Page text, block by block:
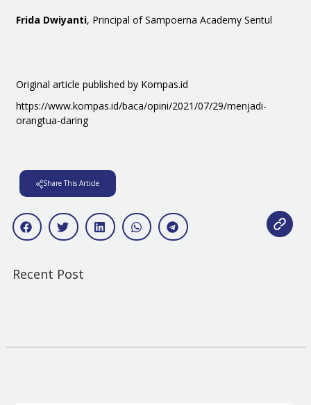
Frida Dwiyanti, Principal of Sampoerna Academy Sentul
Original article published by Kompas.id
https://www.kompas.id/baca/opini/2021/07/29/menjadi-
orangtua-daring
Share This Article
Recent Post